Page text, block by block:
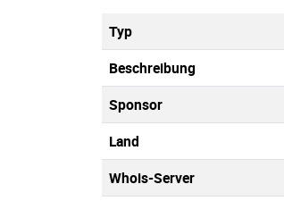
Typ
Beschreibung
Sponsor
Land
Whois-Server